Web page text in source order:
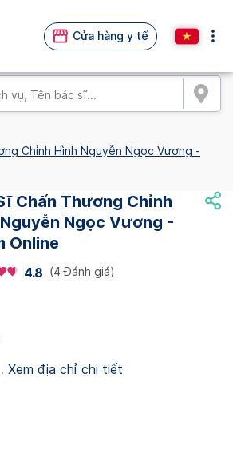
Cửa hàng y tế
Chỉnh Hình Nguyễn Ngọc Vương -
Chấn Thương Chỉnh
Ngọc Vương -
Online
4.8 (4 Đánh giá)
Xem địa chỉ chi tiết